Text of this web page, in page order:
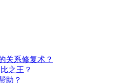
关系修复术？
之王？
助？